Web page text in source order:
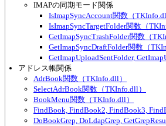
IMAPの同期モード関係
IsImapSyncAccount関数（
IsImapSyncTargetFolder関数（
GetImapSyncTrashFolder関数（
GetImapSyncDraftFolder関数（
GetImapUploadSentFolder,
アドレス帳関係
AdrBook関数（TKInfo.dll）
SelectAdrBook関数（TKInfo.dll）
BookMenu関数（TKInfo.dll）
FindBook, FindBook2, FindBook3,
DoBookGrep, DoLdapGrep,